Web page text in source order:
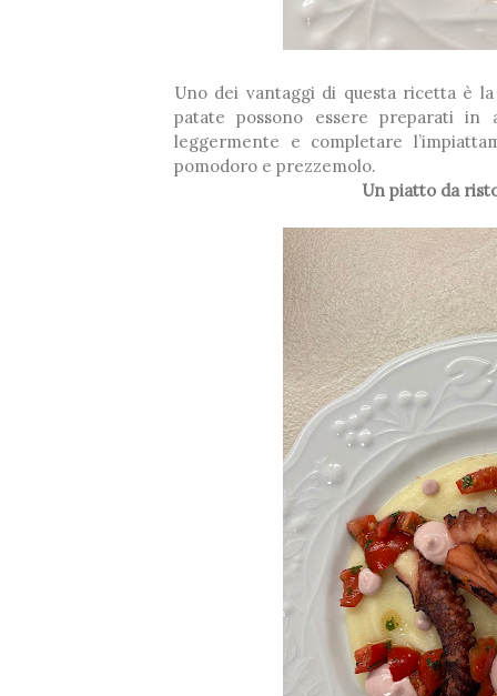
Uno dei vantaggi di questa ricetta è
patate possono essere preparati in
leggermente e completare
pomodoro e prezzemolo.
Un piatto da